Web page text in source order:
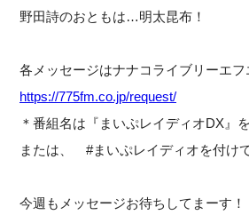
野田詩のおともは…明太昆布！
各メッセージはナナコライブリーエ
https://775fm.co.jp/request/
＊番組名は『まいぷレイディオDX』
または、 #まいぷレイディオを付け
今週もメッセージお待ちしてまーす！